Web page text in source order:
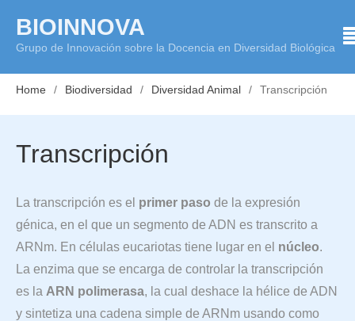
content
BIOINNOVA
Grupo de Innovación sobre la Docencia en Diversidad Biológica
Home Biodiversidad Diversidad Animal Transcripción
Transcripción
La transcripción es el primer paso de la expresión
génica, en el que un segmento de ADN es transcrito a
ARNm. En células eucariotas tiene lugar en el núcleo.
La enzima que se encarga de controlar la transcripción
es la ARN polimerasa, la cual deshace la hélice de ADN
y sintetiza una cadena simple de ARNm usando como